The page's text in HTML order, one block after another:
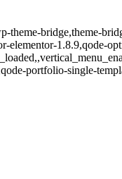
bridge,theme-
elementor-
portfolio-single-